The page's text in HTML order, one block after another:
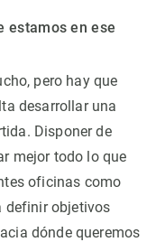
estamos en ese
pero hay que
desarrollar una
Disponer de
mejor todo lo que
oficinas como
definir objetivos
dónde queremos